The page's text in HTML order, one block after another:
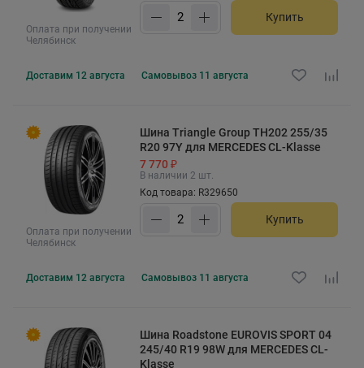
Оплата при получении
Челябинск
Купить
Доставим 12 августа Самовывоз 11 августа
Оплата при получении
Челябинск
Шина Triangle Group TH202 255/35
R20 97Y для MERCEDES CL-Klasse
7 770 ₽
В наличии 2 шт.
Код товара: R329650
Купить
Доставим 12 августа Самовывоз 11 августа
Шина Roadstone EUROVIS SPORT 04
245/40 R19 98W для MERCEDES CL-
Klasse